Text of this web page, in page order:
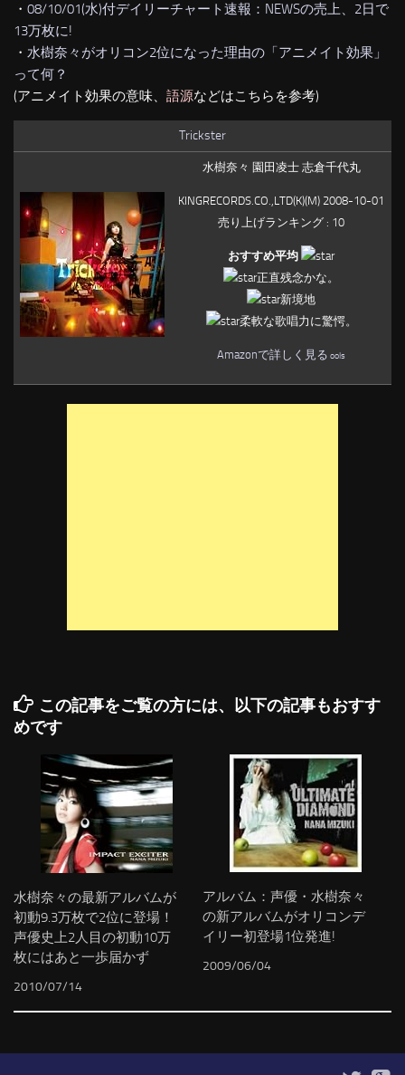
・ 08/10/01(水)付デイリーチャート速報：NEWSの売上、2日で
13万枚に!
・ 水樹奈々がオリコン2位になった理由の「アニメイト効果」
って何？
(アニメイト効果の意味、 語源などはこちらを参考)
Trickster
水樹奈々 園田凌士 志倉千代丸
KINGRECORDS.CO.,LTD(K)(M) 2008-10-01
売り上げランキング : 10
おすすめ平均
正直残念かな。
新境地
柔軟な歌唱力に驚愕。
Amazonで詳しく見る ools
この記事をご覧の方には、以下の記事もおすす
めです
水樹奈々の最新アルバムが
初動9.3万枚で2位に登場！
声優史上2人目の初動10万
枚にはあと一歩届かず
2010/07/14
アルバム：声優・水樹奈々
の新アルバムがオリコンデ
イリー初登場1位発進!
2009/06/04